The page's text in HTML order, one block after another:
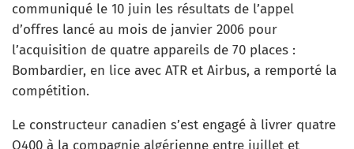
communiqué le 10 juin les résultats de l’appel
d’offres lancé au mois de janvier 2006 pour
l’acquisition de quatre appareils de 70 places :
Bombardier, en lice avec ATR et Airbus, a remporté la
compétition.
Le constructeur canadien s’est engagé à livrer quatre
Q400 à la compagnie algérienne entre juillet et